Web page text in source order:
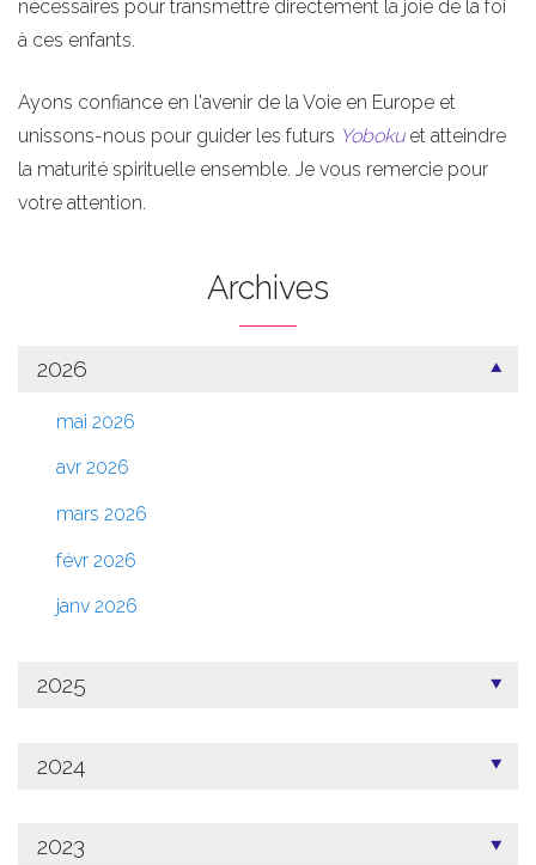
nécessaires pour transmettre directement la joie de la foi
à ces enfants.
Ayons confiance en l'avenir de la Voie en Europe et
unissons-nous pour guider les futurs Yobokuet atteindre
la maturité spirituelle ensemble. Je vous remercie pour
votre attention.
Archives
2026
mai 2026
avr 2026
mars 2026
févr 2026
janv 2026
2025
2024
2023